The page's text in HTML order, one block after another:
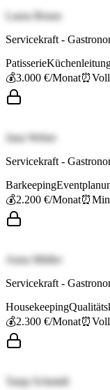
Laura Braun
Servicekraft -
Patisserie
💰3.000 €/Monat⏰
Jana Weber
Servicekraft -
Barkeeping
💰2.200 €/Monat⏰
Anna Müller
Servicekraft -
Housekeeping
💰2.300 €/Monat⏰
Tanja Schmidt